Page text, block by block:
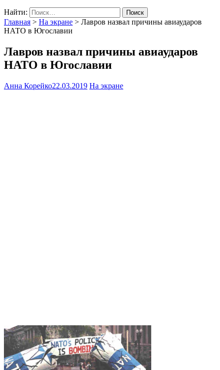
Найти:
Главная > На экране > Лавров назвал причины авиаударов
НАТО в Югославии
Лавров назвал причины авиаударов
НАТО в Югославии
Анна Корейко22.03.2019 На экране